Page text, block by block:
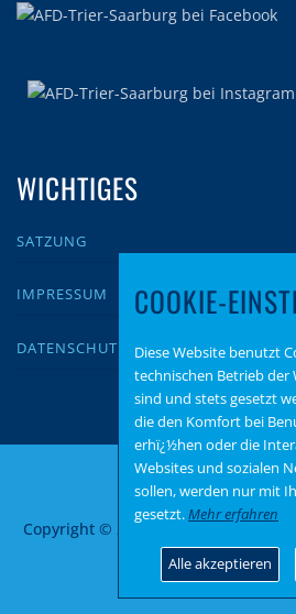
WICHTIGES
SATZUNG
IMPRESSUM
DATENSCHUTZ
Copyright © 2026 AfD Trier-Saarburg
FameThemes
COOKIE-
Diese Website benutzt
technischen Betrieb der
sind und stets gesetzt
die den Komfort bei
erhï¿½hen oder die
Websites und sozialen
sollen, werden nur mit
gesetzt.Mehr erfahren
Alle akzeptieren